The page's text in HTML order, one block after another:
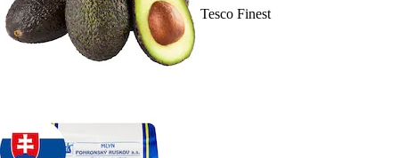
Tesco Finest